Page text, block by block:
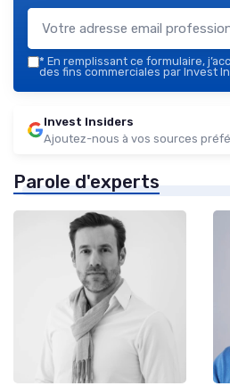
* En remplissant ce formulaire,
des fins commerciales par Invest
Invest Insiders
Ajoutez-nous à vos sources
Parole d'experts